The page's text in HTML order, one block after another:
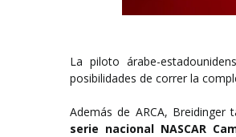
La piloto árabe-
posibilidades de correr la
Además de ARCA, Breidinger
serie nacional NASCAR